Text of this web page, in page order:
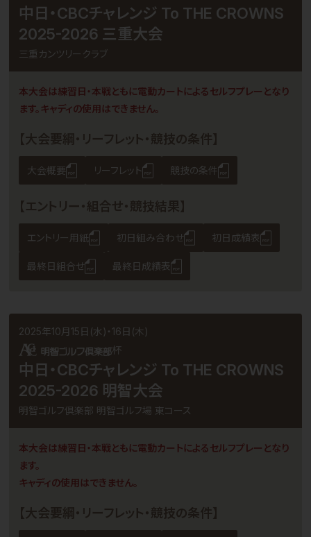
中日・CBCチャレンジ To THE CROWNS
2025-2026 三重大会
三重カンツリークラブ
本大会は練習日・本戦ともに電動カートによるセルフプレーとなり
ます。キャディの使用はできません。
【大会要綱・リーフレット・競技の条件】
大会概要 リーフレット 競技の条件
【エントリー・組合せ・競技結果】
エントリー用紙 初日組み合わせ 初日成績表
最終日組合せ 最終日成績表
2025年10月15日(水)・16日(木)
杯
中日・CBCチャレンジ To THE CROWNS
2025-2026 明智大会
明智ゴルフ倶楽部 明智ゴルフ場 東コース
本大会は練習日・本戦ともに電動カートによるセルフプレーとなり
ます。
キャディの使用はできません。
【大会要綱・リーフレット・競技の条件】